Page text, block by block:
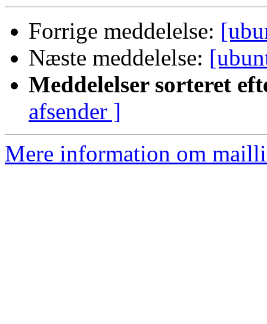
Forrige meddelelse:
Næste meddelelse:
Meddelelser sorteret
afsender ]
Mere information om